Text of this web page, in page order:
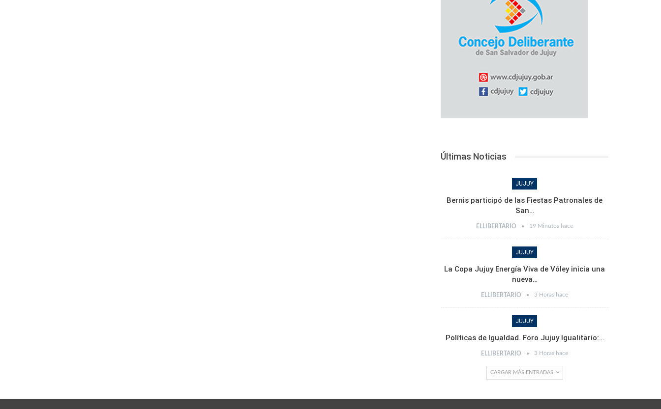
Últimas Noticias
JUJUY
Bernis participó de las Fiestas Patronales de
San…
ELLIBERTARIO 19 Minutos hace
JUJUY
La Copa Jujuy Energía Viva de Vóley inicia una
nueva…
ELLIBERTARIO 3 Horas hace
JUJUY
Políticas de Igualdad. Foro Jujuy Igualitario:…
ELLIBERTARIO 3 Horas hace
CARGAR MÁS ENTRADAS